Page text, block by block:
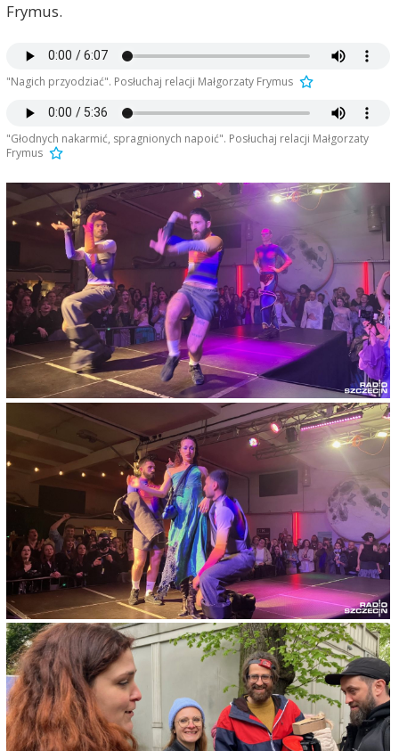
Frymus.
"Nagich przyodziać". Posłuchaj relacji Małgorzaty Frymus
"Głodnych nakarmić, spragnionych napoić". Posłuchaj relacji Małgorzaty
Frymus